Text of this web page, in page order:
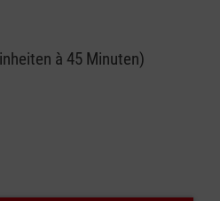
à 45 Minuten)